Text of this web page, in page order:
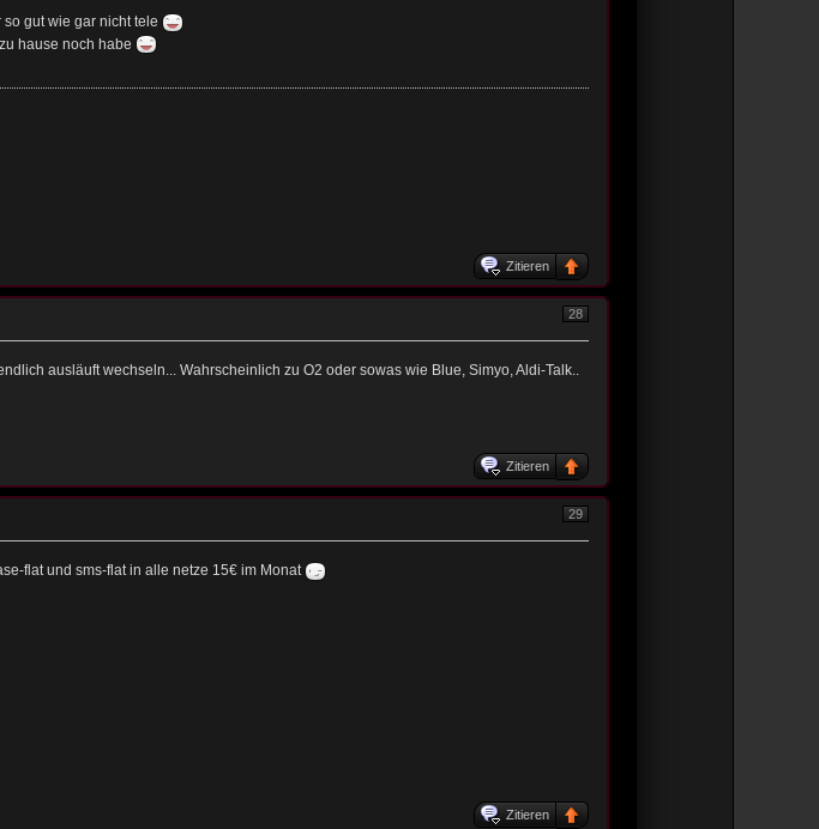
gut wie gar nicht tele
hause noch habe
Zitieren
28
ausläuft wechseln... Wahrscheinlich zu O2 oder sowas wie Blue, Simyo, Aldi-Talk..
Zitieren
29
flat und sms-flat in alle netze 15€ im Monat
Zitieren